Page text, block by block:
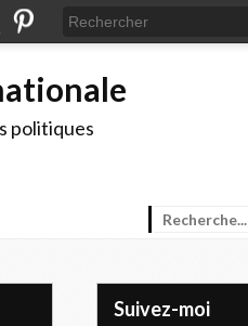
politiques
Suivez-moi